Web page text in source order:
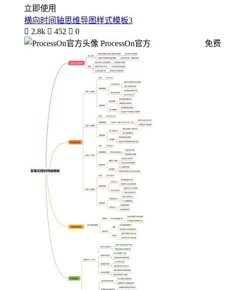
立即使用
横向时间轴思维导图样式模板3
 2.8k  452  0
ProcessOn官方
免费